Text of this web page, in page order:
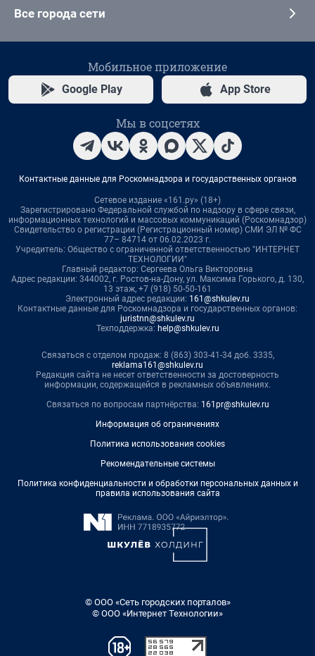
Все города сети
Мобильное приложение
Google Play App Store
Мы в соцсетях
Контактные данные для Роскомнадзора и государственных органов
Сетевое издание «161.ру» (18+)
Зарегистрировано Федеральной службой по надзору в сфере связи,
информационных технологий и массовых коммуникаций (Роскомнадзор)
Свидетельство о регистрации (Регистрационный номер) СМИ ЭЛ № ФС
77– 84714 от 06.02.2023 г.
Учредитель: Общество с ограниченной ответственностью "ИНТЕРНЕТ
ТЕХНОЛОГИИ"
Главный редактор: Сергеева Ольга Викторовна
Адрес редакции: 344002, г. Ростов-на-Дону, ул. Максима Горького, д. 130,
13 этаж, +7 (918) 50-50-161
Электронный адрес редакции: 161@shkulev.ru
Контактные данные для Роскомнадзора и государственных органов:
juristnn@shkulev.ru
Техподдержка: help@shkulev.ru
Связаться с отделом продаж: 8 (863) 303-41-34 доб. 3335,
reklama161@shkulev.ru
Редакция сайта не несет ответственности за достоверность
информации, содержащейся в рекламных объявлениях.
Связаться по вопросам партнёрства: 161pr@shkulev.ru
Информация об ограничениях
Политика использования cookies
Рекомендательные системы
Политика конфиденциальности и обработки персональных данных и
правила использования сайта
© ООО «Сеть городских порталов»
© ООО «Интернет Технологии»